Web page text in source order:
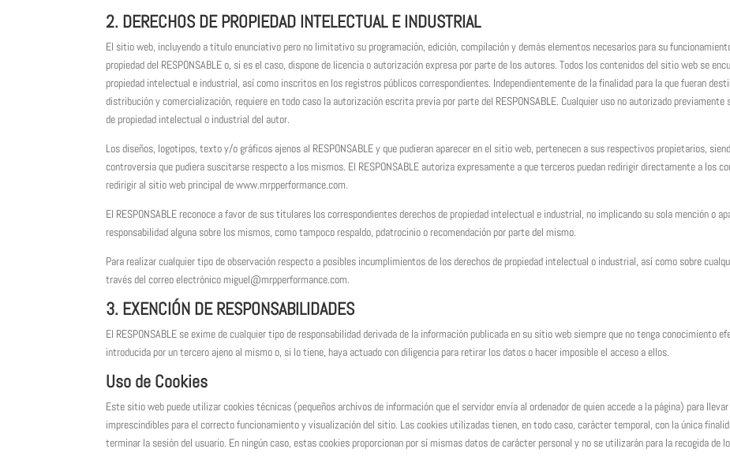
2. DERECHOS DE PROPIEDAD INTELECTUAL E INDUSTRIAL
El sitio web, incluyendo a título enunciativo pero no limitativo su programación, edición, compilación y demás elementos necesarios para su
propiedad del RESPONSABLE o, si es el caso, dispone de licencia o autorización expresa por parte de los autores. Todos los contenidos del sitio web se
propiedad intelectual e industrial, así como inscritos en los registros públicos correspondientes. Independientemente de la finalidad para la que fueran
distribución y comercialización, requiere en todo caso la autorización escrita previa por parte del RESPONSABLE. Cualquier uso no autorizado
de propiedad intelectual o industrial del autor.
Los diseños, logotipos, texto y/o gráficos ajenos al RESPONSABLE y que pudieran aparecer en el sitio web, pertenecen a sus respectivos propietarios,
controversia que pudiera suscitarse respecto a los mismos. El RESPONSABLE autoriza expresamente a que terceros puedan redirigir directamente a los
redirigir al sitio web principal de www.mrpperformance.com.
El RESPONSABLE reconoce a favor de sus titulares los correspondientes derechos de propiedad intelectual e industrial, no implicando su sola mención o
responsabilidad alguna sobre los mismos, como tampoco respaldo, pdatrocinio o recomendación por parte del mismo.
Para realizar cualquier tipo de observación respecto a posibles incumplimientos de los derechos de propiedad intelectual o industrial, así como sobre
través del correo electrónico miguel@mrpperformance.com.
3. EXENCIÓN DE RESPONSABILIDADES
El RESPONSABLE se exime de cualquier tipo de responsabilidad derivada de la información publicada en su sitio web siempre que no tenga conocimiento
introducida por un tercero ajeno al mismo o, si lo tiene, haya actuado con diligencia para retirar los datos o hacer imposible el acceso a ellos.
Uso de Cookies
Este sitio web puede utilizar cookies técnicas (pequeños archivos de información que el servidor envía al ordenador de quien accede a la página) para
imprescindibles para el correcto funcionamiento y visualización del sitio. Las cookies utilizadas tienen, en todo caso, carácter temporal, con la única
terminar la sesión del usuario. En ningún caso, estas cookies proporcionan por sí mismas datos de carácter personal y no se utilizarán para la recogida de